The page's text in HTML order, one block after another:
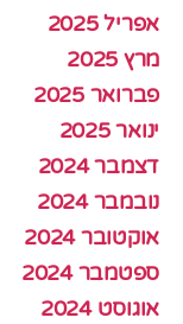
אפריל 2025
מרץ 2025
פברואר 2025
ינואר 2025
דצמבר 2024
נובמבר 2024
אוקטובר 2024
ספטמבר 2024
אוגוסט 2024